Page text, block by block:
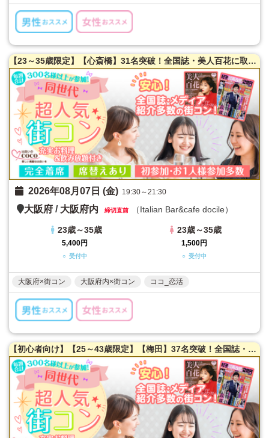
【23～35歳限定】【心斎橋】31名突破！全国誌・美人百花に取材を受けた大阪で一番出会える街コン☆高評価多数！隠れ家レストラン貸切☆お一人様参加多数！お料理はイタリアンコース料理！【カジュアルな雰囲気】LINE交換自由＆席がえあり！
2026年08月07日 (金) 19:30～21:30
大阪府 / 大阪府内 締切直前 （Italian Bar&cafe docile）
23歳～35歳
5,400円
○ 受付中
23歳～35歳
1,500円
○ 受付中
大阪府×街コン 大阪府内×街コン ココ_恋活
【初心者向け】【25～43歳限定】【梅田】37名突破！全国誌・美人百花に取材を受けた大阪で一番出会える街コン♪超オシャレ隠れ家カフェ貸切☆同世代で楽しむ♪【充実お料理＆飲み放題付】【カジュアルな雰囲気】だから交流しやすい♪LINE交換自由＆席替えあり！